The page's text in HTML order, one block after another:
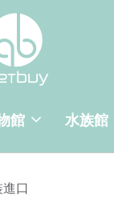
館 水族館
口